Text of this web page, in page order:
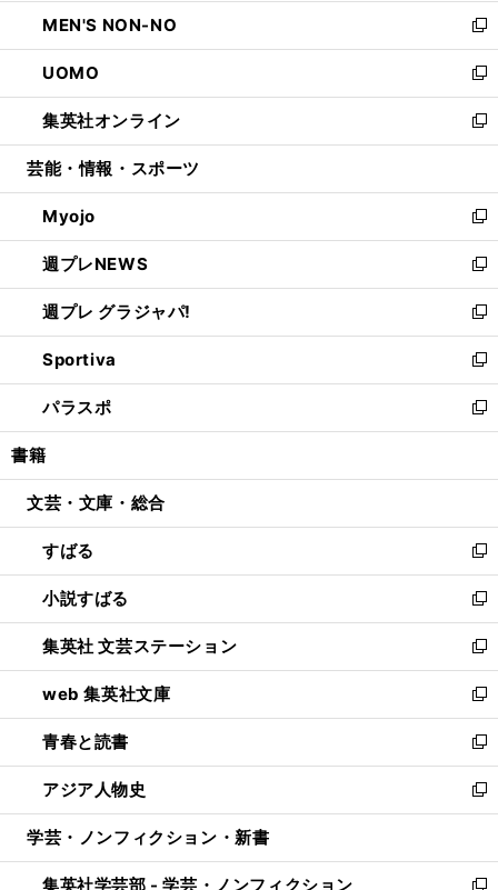
く
で
開
く
ド
ウ
で
開
く
ウ
ィ
ン
ド
ウ
で
開
し
い
ウ
ィ
ン
ド
ウ
開
く
MEN'S NON-NO
新
し
い
ウ
ィ
ン
ウ
で
開
く
UOMO
新
し
い
ウ
ン
ド
ウ
で
開
く
集英社オンライン
新
し
ウ
ィ
ン
ド
ウ
で
開
く
芸能・情報・スポーツ
Myojo
新
し
い
ウ
ィ
ン
ド
ウ
で
開
週プレNEWS
新
し
い
ウ
ィ
ン
ド
ウ
開
週プレ グラジャパ!
新
し
い
ウ
ィ
ン
ウ
開
く
Sportiva
新
し
い
ウ
ン
ウ
で
開
く
パラスポ
新
し
ウ
ン
ド
ウ
で
開
く
書籍
文芸・文庫・総合
すばる
新
し
い
ウ
ィ
ン
ド
ウ
で
開
く
小説すばる
新
し
い
ウ
ィ
ン
ド
ウ
で
開
集英社 文芸ステーション
新
し
い
ウ
ィ
ン
ド
ウ
開
く
web 集英社文庫
新
し
い
ウ
ィ
ン
ウ
で
青春と読書
新
し
い
ウ
ン
アジア人物史
新
し
ウ
学芸・ノンフィクション・新書
集英社学芸部 - 学芸・ノンフィクション